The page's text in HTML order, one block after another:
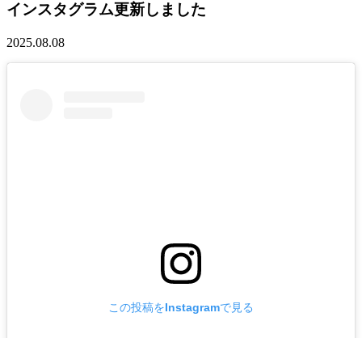
インスタグラム更新しました
2025.08.08
この投稿をInstagramで見る